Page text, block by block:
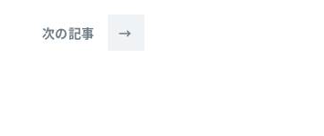
次の記事 →